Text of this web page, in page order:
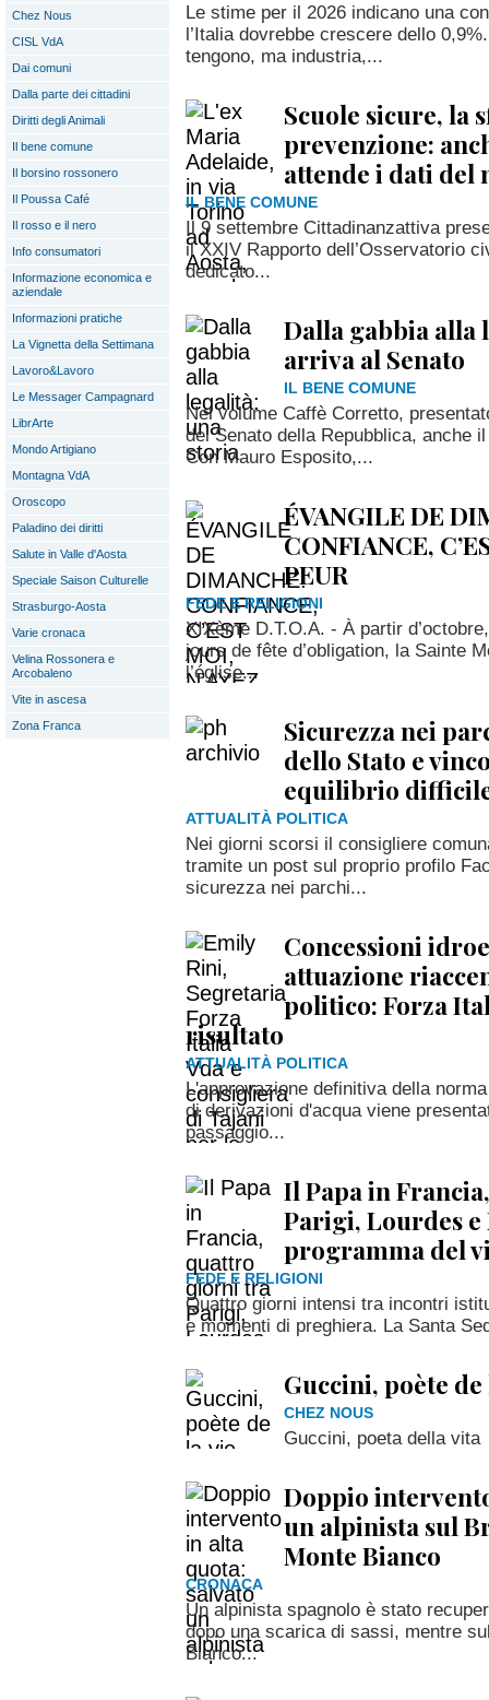
Chez Nous
CISL VdA
Dai comuni
Dalla parte dei cittadini
Diritti degli Animali
Il bene comune
Il borsino rossonero
Il Poussa Café
Il rosso e il nero
Info consumatori
Informazione economica e
aziendale
Informazioni pratiche
La Vignetta della Settimana
Lavoro&Lavoro
Le Messager Campagnard
LibrArte
Mondo Artigiano
Montagna VdA
Oroscopo
Paladino dei diritti
Salute in Valle d'Aosta
Speciale Saison Culturelle
Strasburgo-Aosta
Varie cronaca
Velina Rossonera e
Arcobaleno
Vite in ascesa
Zona Franca
Le stime per il 2026 indicano una
l’Italia dovrebbe crescere dello
tengono, ma industria,...
Scuole sicure, la
prevenzione:
attende i dati del
IL BENE COMUNE
Il 9 settembre Cittadinanzattiva
il XXIV Rapporto dell’Osservatorio
dedicato...
Dalla gabbia alla
arriva al Senato
IL BENE COMUNE
Nel volume Caffè Corretto,
del Senato della Repubblica, anche
Con Mauro Esposito,...
ÉVANGILE DE
CONFIANCE,
PEUR
FEDE E RELIGIONI
XIXème D.T.O.A. - À partir
jours de fête d’obligation, la Sainte
l’église...
Sicurezza nei
dello Stato e
equilibrio
ATTUALITÀ POLITICA
Nei giorni scorsi il consigliere
tramite un post sul proprio profilo
sicurezza nei parchi...
Concessioni
attuazione
politico: Forza
risultato
ATTUALITÀ POLITICA
L'approvazione definitiva della
di derivazioni d'acqua viene
passaggio...
Il Papa in
Parigi, Lourdes
programma del
FEDE E RELIGIONI
Quattro giorni intensi tra incontri
e momenti di preghiera. La Santa
Guccini, poète de
CHEZ NOUS
Guccini, poeta della vita
Doppio
un alpinista sul
Monte Bianco
CRONACA
Un alpinista spagnolo è stato
dopo una scarica di sassi, mentre
Bianco...